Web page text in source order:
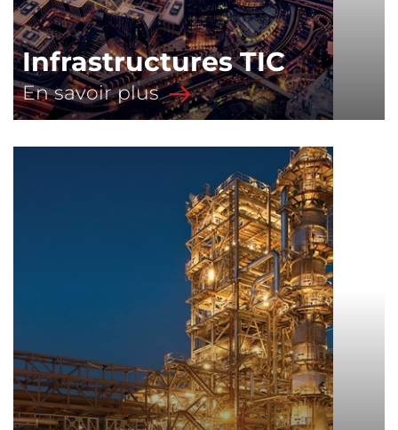
Infrastructures TIC
En savoir plus